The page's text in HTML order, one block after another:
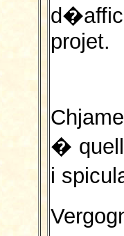
projet.
�
i